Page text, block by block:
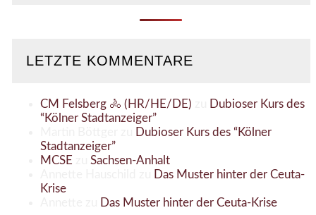
LETZTE KOMMENTARE
CM Felsberg 🚴 (HR/HE/DE)
Dubioser Kurs des
“Kölner Stadtanzeiger”
Dubioser Kurs des “Kölner
Stadtanzeiger”
MCSE
Sachsen-Anhalt
Das Muster hinter der Ceuta-
Krise
Das Muster hinter der Ceuta-Krise